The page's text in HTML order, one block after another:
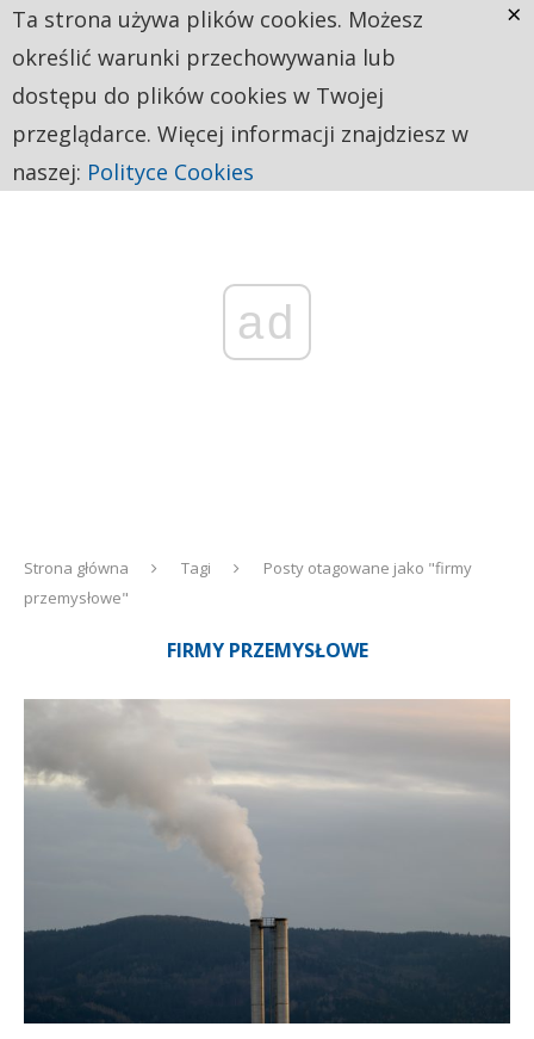
ad
Strona główna Tagi
Posty otagowane jako "firmy
przemysłowe"
FIRMY PRZEMYSŁOWE
Ta strona używa plików cookies. Możesz
określić warunki przechowywania lub
dostępu do plików cookies w Twojej
przeglądarce. Więcej informacji znajdziesz w
naszej: Polityce Cookies
×